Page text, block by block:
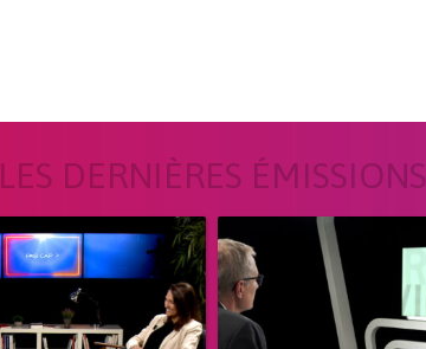
LES DERNIÈRES ÉMISSIONS